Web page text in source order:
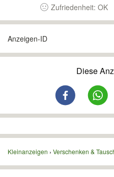
Zufriedenheit: OK
Anzeigen-ID
Diese
Kleinanzeigen Verschenken &